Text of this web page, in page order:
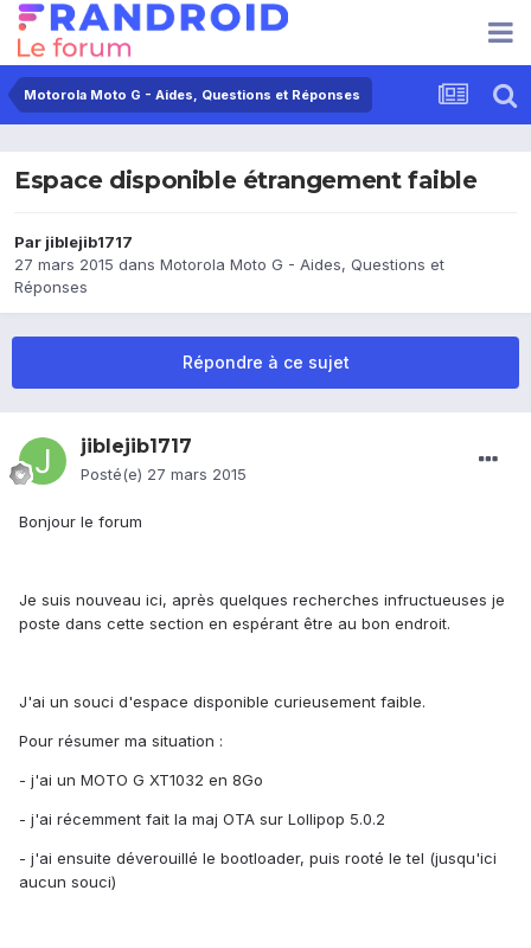
Motorola Moto G - Aides, Questions et Réponses
Espace disponible étrangement faible
Par jiblejib1717
27 mars 2015 dans Motorola Moto G - Aides, Questions et
Réponses
Répondre à ce sujet
jiblejib1717
Posté(e) 27 mars 2015
Bonjour le forum
Je suis nouveau ici, après quelques recherches infructueuses je
poste dans cette section en espérant être au bon endroit.
J'ai un souci d'espace disponible curieusement faible.
Pour résumer ma situation :
- j'ai un MOTO G XT1032 en 8Go
- j'ai récemment fait la maj OTA sur Lollipop 5.0.2
- j'ai ensuite déverouillé le bootloader, puis rooté le tel (jusqu'ici
aucun souci)